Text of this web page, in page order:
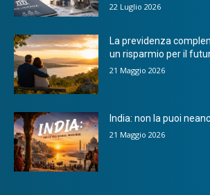
22 Luglio 2026
La previdenza
un risparmio per il
21 Maggio 2026
India: non la puoi
21 Maggio 2026